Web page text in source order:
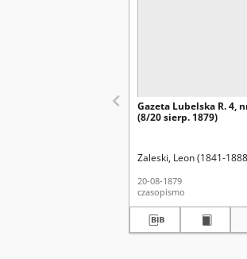
Gazeta Lubelska R. 4,
(8/20 sierp. 1879)
Zaleski, Leon (1841-
20-08-1879
czasopismo